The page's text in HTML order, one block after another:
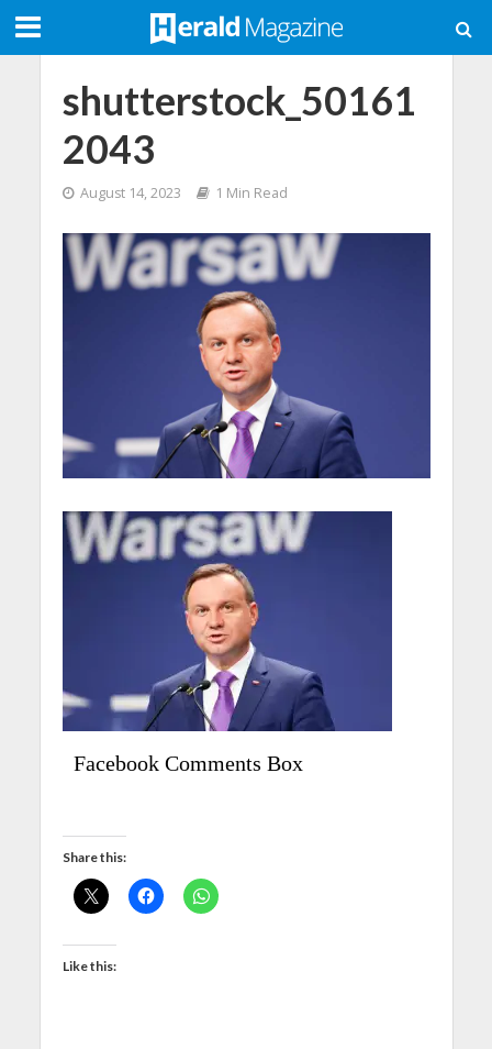
shutterstock_50161
2043
August 14, 2023 1 Min Read
Facebook Comments Box
Share this:
Like this: